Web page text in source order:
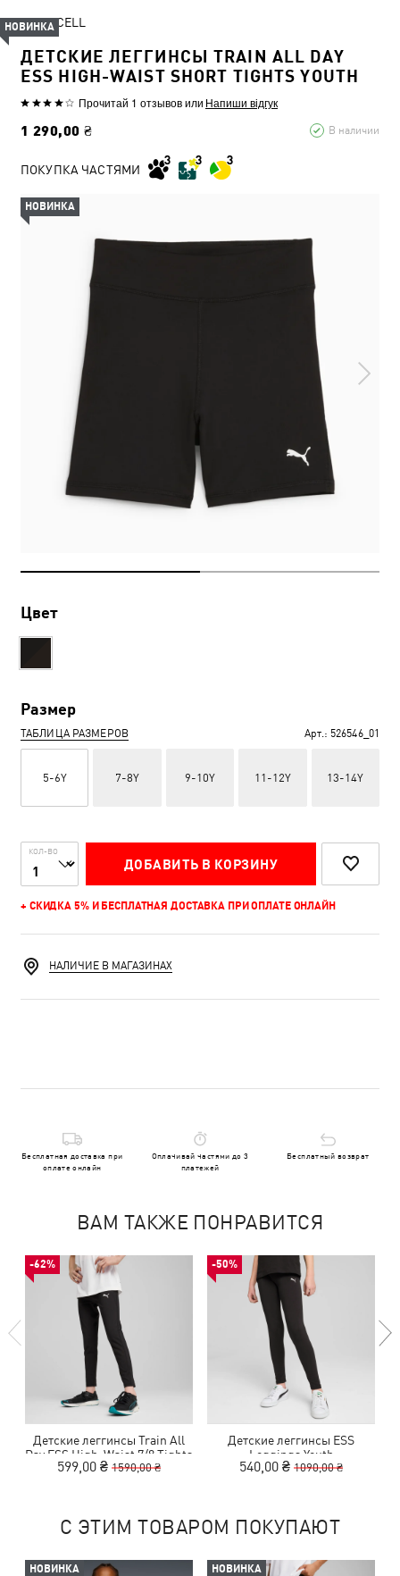
dryCELL
ДЕТСКИЕ ЛЕГГИНСЫ TRAIN ALL DAY
ESS HIGH-WAIST SHORT TIGHTS YOUTH
Прочитай 1 отзывовили Напиши відгук
1 290,00 ₴ В наличии
НОВИНКА
ПОКУПКА ЧАСТЯМИ
Цвет
Размер
ТАБЛИЦА РАЗМЕРОВ Арт.: 526546_01
5-6Y 7-8Y 9-10Y 11-12Y 13-14Y
КОЛ-ВО
ДОБАВИТЬ В КОРЗИНУ
+ СКИДКА 5% И БЕСПЛАТНАЯ ДОСТАВКА ПРИ ОПЛАТЕ ОНЛАЙН
НОВИНКА
НАЛИЧИЕ В МАГАЗИНАХ
Бесплатная доставка при
оплате онлайн
Оплачивай частями до 3
платежей
Бесплатный возврат
ВАМ ТАКЖЕ ПОНРАВИТСЯ
-62%
Детские леггинсы Train All
Day ESS High-Waist 7/8 Tights
Youth
599,00 ₴ 1590,00 ₴
-50%
Детские леггинсы ESS
Leggings Youth
540,00 ₴ 1090,00 ₴
С ЭТИМ ТОВАРОМ ПОКУПАЮТ
НОВИНКА НОВИНКА